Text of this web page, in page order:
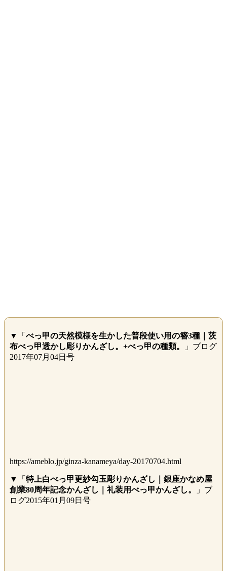
▼「 べっ甲の天然模様を生かした普段使い用の簪3種｜茨
布べっ甲透かし彫りかんざし。+べっ甲の種類。
」ブログ
2017年07月04日号
https://ameblo.jp/ginza-kanameya/day-20170704.html
▼「 特上白べっ甲更紗勾玉彫りかんざし｜銀座かなめ屋
創業80周年記念かんざし｜礼装用べっ甲かんざし。
」ブ
ログ2015年01月09日号